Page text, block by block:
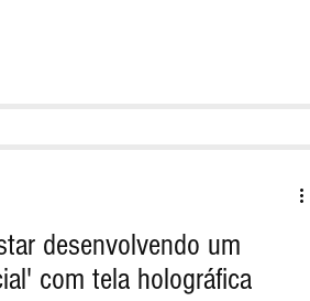
desenvolvendo um
com tela holográfica